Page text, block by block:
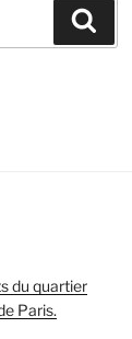
du quartier
Paris.